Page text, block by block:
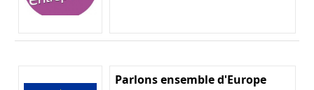
Parlons ensemble d'Europe